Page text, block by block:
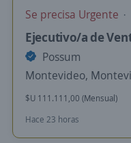
Se precisa Urgente
Ejecutivo/a de
Possum
Montevideo,
$U 111.111,00 (Mensual)
Hace 23 horas